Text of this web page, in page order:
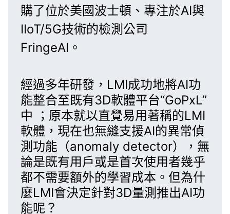
購了位於美國波士頓、專注於AI與
IIoT/5G技術的檢測公司
FringeAI。
經過多年研發，LMI成功地將AI功
能整合至既有3D軟體平台“GoPxL”
中 ；原本就以直覺易用著稱的LMI
軟體，現在也無縫支援AI的異常偵
測功能（anomaly detector）
，無
論是既有用戶或是首次使用者幾乎
都不需要額外的學習成本。但為什
麼LMI會決定針對3D量測推出AI功
能呢？